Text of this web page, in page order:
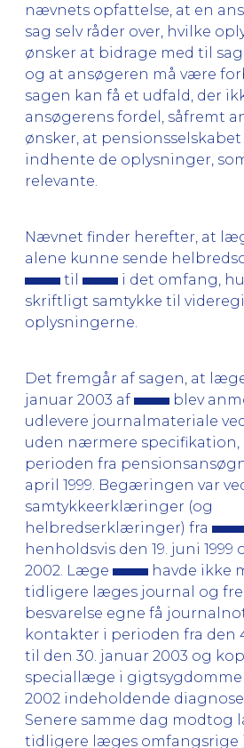
nævnets opfattelse, at en
sag selv råder over, hvilke
ønsker at bidrage med til
og at ansøgeren må være
sagen kan få et udfald, der
ansøgerens fordel, såfremt
ønsker, at
indhente de oplysninger,
relevante.
Nævnet finder herefter, at
alene kunne sende
til
i det omfang,
skriftligt samtykke til
oplysningerne.
Det fremgår af sagen, at
januar 2003 af
blev
udlevere journalmateriale
uden nærmere
perioden fra
april 1999. Begæringen var
samtykkeerklæringer (og
helbredserklæringer) fra
henholdsvis den 19. juni 1999
2002. Læge
havde ikke
tidligere læges journal og
besvarelse egne få
kontakter i perioden fra den
til den 30. januar 2003 og
speciallæge i gigtsygdomme
2002 indeholdende
Senere samme dag modtog
tidligere læges omfangsrige